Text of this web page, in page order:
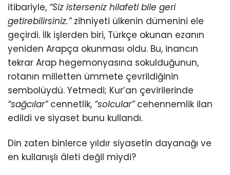
itibariyle, “Siz isterseniz hilafeti bile geri
getirebilirsiniz.”zihniyeti ülkenin dümenini ele
geçirdi. İlk işlerden biri, Türkçe okunan ezanın
yeniden Arapça okunması oldu. Bu, inancın
tekrar Arap hegemonyasına sokulduğunun,
rotanın milletten ümmete çevrildiğinin
sembolüydü. Yetmedi; Kur’an çevirilerinde
“sağcılar”cennetlik, “solcular”cehennemlik ilan
edildi ve siyaset bunu kullandı.
Din zaten binlerce yıldır siyasetin dayanağı ve
en kullanışlı âleti değil miydi?